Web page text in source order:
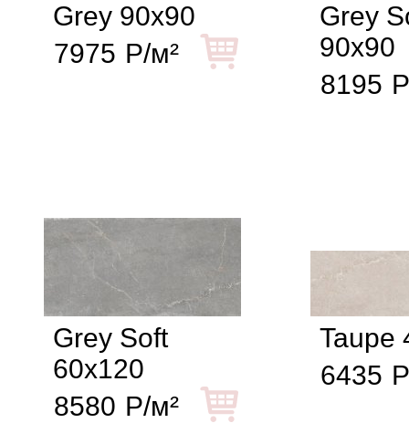
Grey 90x90
7975 Р/м²
Grey
90x90
8195
Grey Soft
60x120
8580 Р/м²
Taupe
6435